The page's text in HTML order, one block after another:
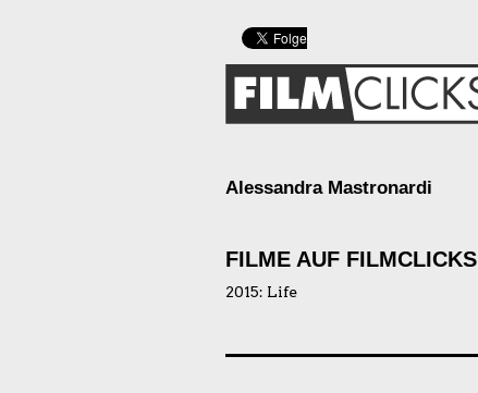
Alessandra Mastronardi
FILME AUF FILMCLICKS
2015: Life